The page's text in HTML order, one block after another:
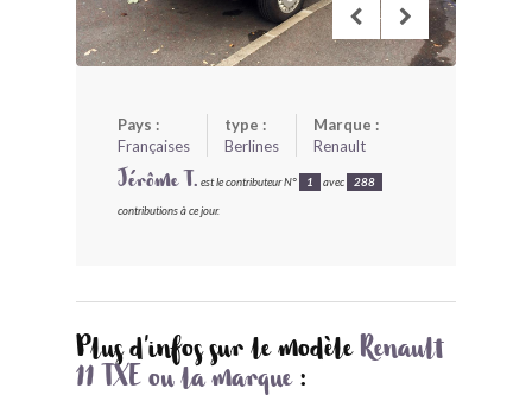
Pays :
Françaises
type :
Berlines
Marque :
Renault
Jérôme T. est le contributeur N° 1 avec 288
contributions à ce jour.
Plus d'infos sur le modèle Renault
11 TXE ou la marque: